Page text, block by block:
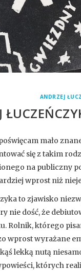
ANDRZEJ
mało
się z takim
na publiczny
wprost niż
to zjawisko
nie dość, że
Rolnik, którego
wprost wyrażane
lekką nutą
których